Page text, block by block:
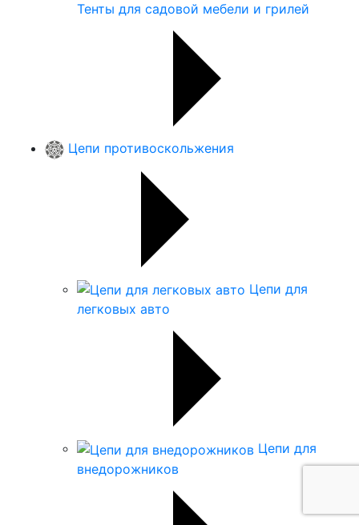
Тенты для садовой мебели и грилей
Цепи противоскольжения
Цепи для
легковых авто
Цепи для
внедорожников